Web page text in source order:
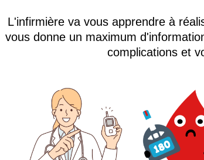
L'infirmière va vous apprendre à
vous donne un maximum
complications et